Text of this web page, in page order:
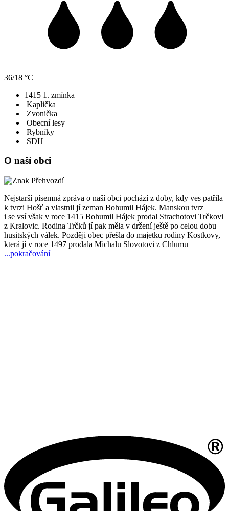
36/18 °C
1415 1. zmínka
Kaplička
Zvonička
Obecní lesy
Rybníky
SDH
O naší obci
Nejstarší písemná zpráva o naší obci pochází z doby, kdy ves patřila
k tvrzi Hošť a vlastnil jí zeman Bohumil Hájek. Manskou tvrz
i se vsí však v roce 1415 Bohumil Hájek prodal Strachotovi Trčkovi
z Kralovic. Rodina Trčků jí pak měla v držení ještě po celou dobu
husitských válek. Později obec přešla do majetku rodiny Kostkovy,
která jí v roce 1497 prodala Michalu Slovotovi z Chlumu
...pokračování